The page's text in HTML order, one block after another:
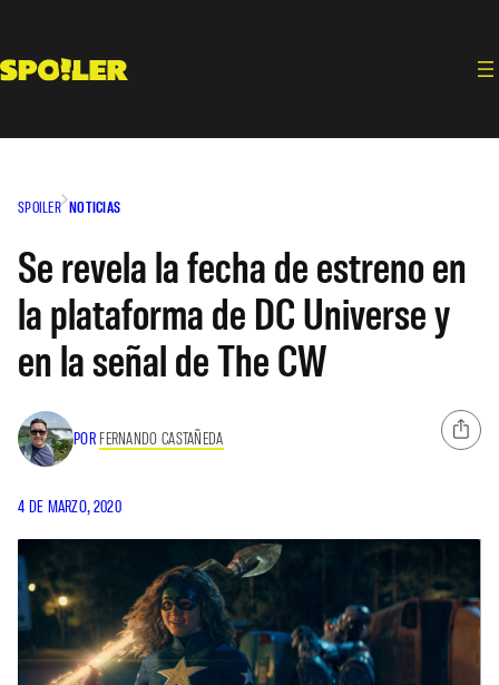
contenido
SPOILER NOTICIAS
Se revela la fecha de estreno en
la plataforma de DC Universe y
en la señal de The CW
POR FERNANDO CASTAÑEDA
4 DE MARZO, 2020